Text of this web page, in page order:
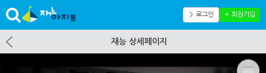
＞ 로그인 ＋ 회원가입
재능 상세페이지